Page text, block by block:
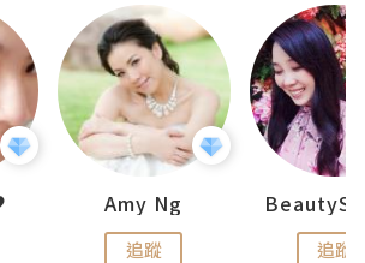
Amy Ng
追蹤 追蹤